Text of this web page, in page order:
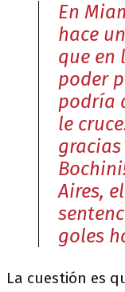
En
hace
que en
poder
podría
le
Aires,
goles
La cuestión es